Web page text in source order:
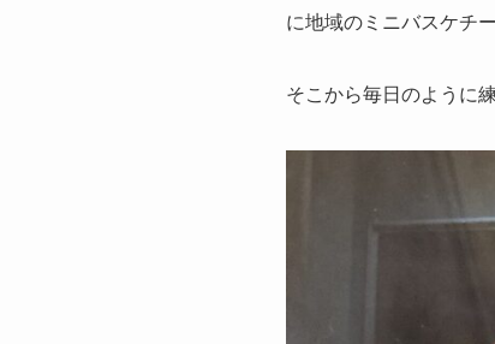
に地域のミニバスケチ
そこから毎日のように